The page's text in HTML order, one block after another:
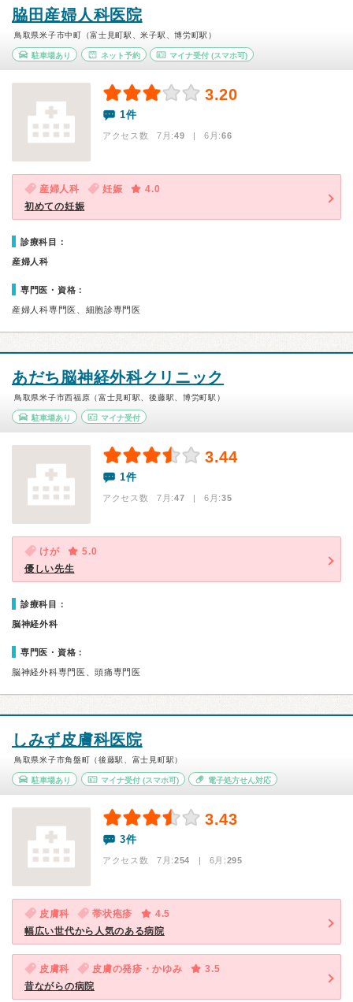
脇田産婦人科医院
鳥取県米子市中町（富士見町駅、米子駅、博労町駅）
駐車場あり ネット予約 マイナ受付 (スマホ可)
3.20
1件
アクセス数 7月:49 | 6月:66
産婦人科 妊娠
4.0
初めての妊娠
診療科目：
産婦人科
専門医・資格：
産婦人科専門医、細胞診専門医
あだち脳神経外科クリニック
鳥取県米子市西福原（富士見町駅、後藤駅、博労町駅）
駐車場あり マイナ受付
3.44
1件
アクセス数 7月:47 | 6月:35
けが
5.0
優しい先生
診療科目：
脳神経外科
専門医・資格：
脳神経外科専門医、頭痛専門医
しみず皮膚科医院
鳥取県米子市角盤町（後藤駅、富士見町駅）
駐車場あり マイナ受付(スマホ可) 電子処方せん対応
3.43
3件
アクセス数 7月:254 | 6月:295
皮膚科 帯状疱疹
4.5
幅広い世代から人気のある病院
皮膚科 皮膚の発疹・かゆみ
3.5
昔ながらの病院